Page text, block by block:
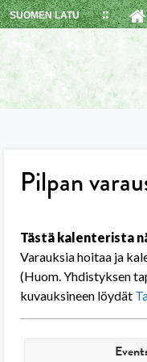
Skip
to
SUOMEN LATU
Pilpan
Tästä kalenterista
Varauksia hoitaa ja
(Huom. Yhdistyksen
kuvauksineen löydät